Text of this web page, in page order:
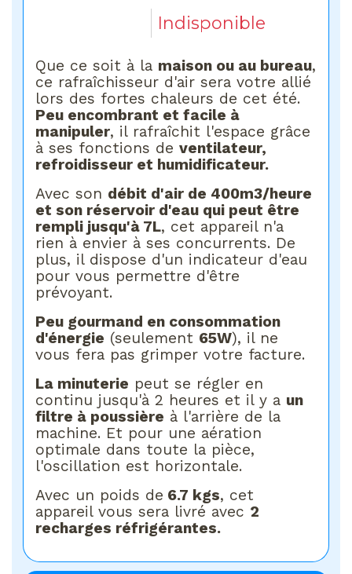
Indisponible
Que ce soit à la maison ou au bureau,
ce rafraîchisseur d'air sera votre allié
lors des fortes chaleurs de cet été.
Peu encombrant et facile à
manipuler, il rafraîchit l'espace grâce
à ses fonctions deventilateur,
refroidisseur et humidificateur.
Avec son débit d'air de 400m3/heure
et son réservoir d'eau qui peut être
rempli jusqu'à 7L, cet appareil n'a
rien à envier à ses concurrents. De
plus, il dispose d'un indicateur d'eau
pour vous permettre d'être
prévoyant.
Peu gourmand en consommation
d'énergie (seulement 65W), il ne
vous fera pas grimper votre facture.
La minuterie peut se régler en
continu jusqu'à 2 heures et il y a un
filtre à poussière à l'arrière de la
machine. Et pour une aération
optimale dans toute la pièce,
l'oscillation est horizontale.
Avec un poids de 6.7 kgs, cet
appareil vous sera livré avec 2
recharges réfrigérantes.